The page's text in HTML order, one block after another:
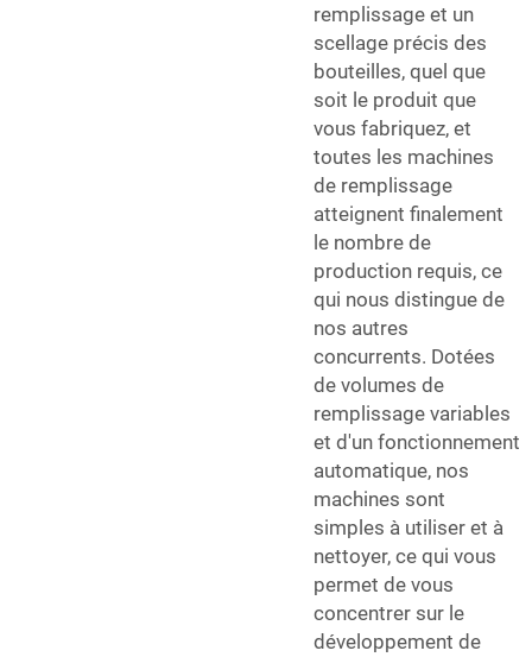
remplissage et un
scellage précis des
bouteilles, quel que
soit le produit que
vous fabriquez, et
toutes les machines
de remplissage
atteignent finalement
le nombre de
production requis, ce
qui nous distingue de
nos autres
concurrents. Dotées
de volumes de
remplissage variables
et d'un fonctionnement
automatique, nos
machines sont
simples à utiliser et à
nettoyer, ce qui vous
permet de vous
concentrer sur le
développement de